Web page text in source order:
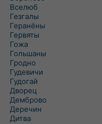
Вселюб
Гезгалы
Геранёны
Гервяты
Гожа
Гольшаны
Гродно
Гудевичи
Гудогай
Дворец
Демброво
Деречин
Дитва